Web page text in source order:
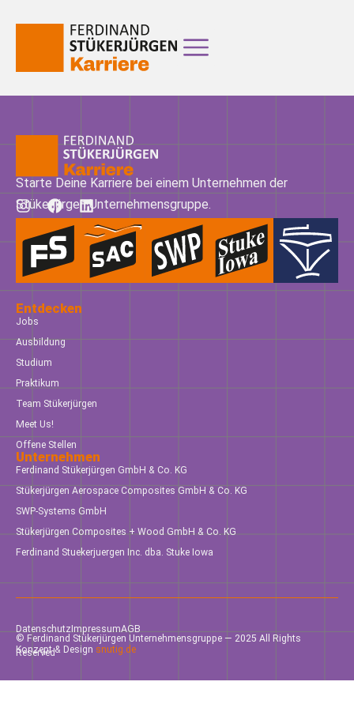
Starte Deine Karriere bei einem Unternehmen der
Stükerjürgen Unternehmensgruppe.
Entdecken
Jobs
Ausbildung
Studium
Praktikum
Team Stükerjürgen
Meet Us!
Offene Stellen
Unternehmen
Ferdinand Stükerjürgen GmbH & Co. KG
Stükerjürgen Aerospace Composites GmbH & Co. KG
SWP-Systems GmbH
Stükerjürgen Composites + Wood GmbH & Co. KG
Ferdinand Stuekerjuergen Inc. dba. Stuke Iowa
DatenschutzImpressumAGB
© Ferdinand Stükerjürgen Unternehmensgruppe — 2025 All Rights
Reserved
Konzept & Design snutig.de